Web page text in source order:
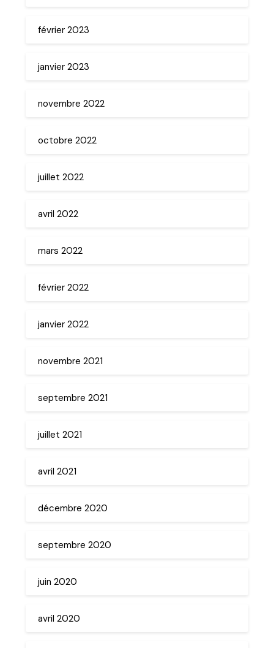
février 2023
janvier 2023
novembre 2022
octobre 2022
juillet 2022
avril 2022
mars 2022
février 2022
janvier 2022
novembre 2021
septembre 2021
juillet 2021
avril 2021
décembre 2020
septembre 2020
juin 2020
avril 2020